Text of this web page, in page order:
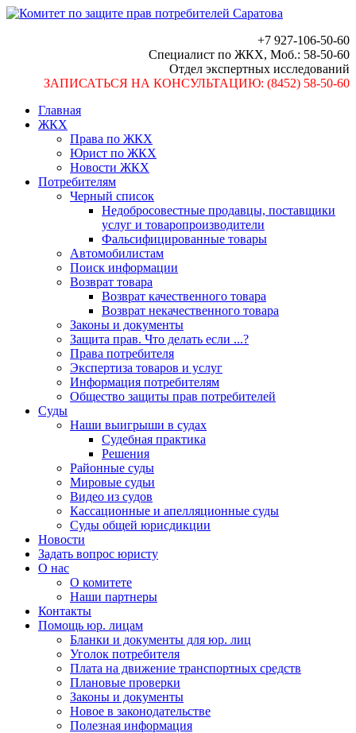
+7 927-106-50-60
Специалист по ЖКХ, Моб.: 58-50-60
Отдел экспертных исследований
ЗАПИСАТЬСЯ НА КОНСУЛЬТАЦИЮ: (8452) 58-50-60
Главная
ЖКХ
Права по ЖКХ
Юрист по ЖКХ
Новости ЖКХ
Потребителям
Черный список
Недобросовестные продавцы, поставщики
услуг и товаропроизводители
Фальсифицированные товары
Автомобилистам
Поиск информации
Возврат товара
Возврат качественного товара
Возврат некачественного товара
Законы и документы
Защита прав. Что делать если ...?
Права потребителя
Экспертиза товаров и услуг
Информация потребителям
Общество защиты прав потребителей
Суды
Наши выигрыши в судах
Судебная практика
Решения
Районные суды
Мировые судьи
Видео из судов
Кассационные и апелляционные суды
Суды общей юрисдикции
Новости
Задать вопрос юристу
О нас
О комитете
Наши партнеры
Контакты
Помощь юр. лицам
Бланки и документы для юр. лиц
Уголок потребителя
Плата на движение транспортных средств
Плановые проверки
Законы и документы
Новое в законодательстве
Полезная информация